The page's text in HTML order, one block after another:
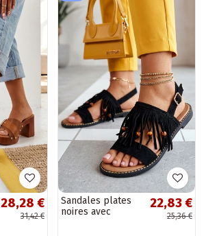
28,28 €
31,42 €
Sandales plates
noires avec
22,83 €
25,36 €